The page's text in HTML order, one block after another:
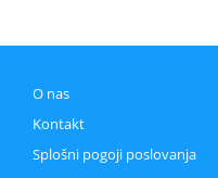
O nas
Kontakt
Splošni pogoji poslovanja